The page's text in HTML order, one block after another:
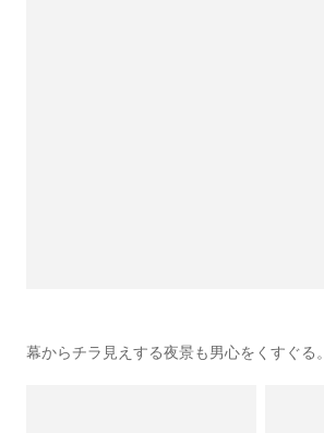
幕からチラ見えする夜景も男心をくすぐる。